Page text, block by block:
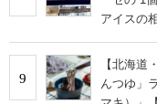
アイスの
9
【北海道
んつゆ」